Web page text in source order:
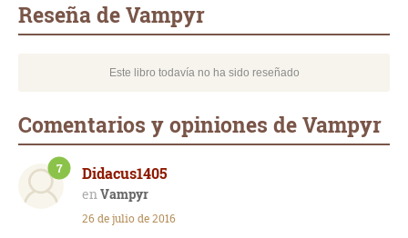
Reseña de Vampyr
Este libro todavía no ha sido reseñado
Comentarios y opiniones de Vampyr
Didacus1405
Vampyr
7
26 de julio de 2016